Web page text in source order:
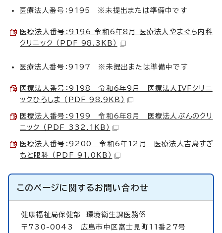
医療法人番号：9195 ※未提出または準備中です
医療法人番号：9196 令和6年8月 医療法人やまぐち内科
クリニック （PDF 98.3KB）
医療法人番号：9197 ※未提出または準備中です
医療法人番号：9198 令和6年9月 医療法人IVFクリニ
ックひろしま （PDF 98.9KB）
医療法人番号：9199 令和6年8月 医療法人ぶんのクリ
ニック （PDF 332.1KB）
医療法人番号：9200 令和6年12月 医療法人吉島すぎ
もと眼科 （PDF 91.0KB）
このページに関するお問い合わせ
健康福祉局保健部 環境衛生課医務係
〒730-0043 広島市中区富士見町11番27号